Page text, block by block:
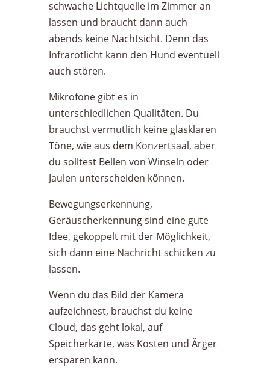
schwache Lichtquelle im Zimmer an
lassen und braucht dann auch
abends keine Nachtsicht. Denn das
Infrarotlicht kann den Hund eventuell
auch stören.
Mikrofone gibt es in
unterschiedlichen Qualitäten. Du
brauchst vermutlich keine glasklaren
Töne, wie aus dem Konzertsaal, aber
du solltest Bellen von Winseln oder
Jaulen unterscheiden können.
Bewegungserkennung,
Geräuscherkennung sind eine gute
Idee, gekoppelt mit der Möglichkeit,
sich dann eine Nachricht schicken zu
lassen.
Wenn du das Bild der Kamera
aufzeichnest, brauchst du keine
Cloud, das geht lokal, auf
Speicherkarte, was Kosten und Ärger
ersparen kann.